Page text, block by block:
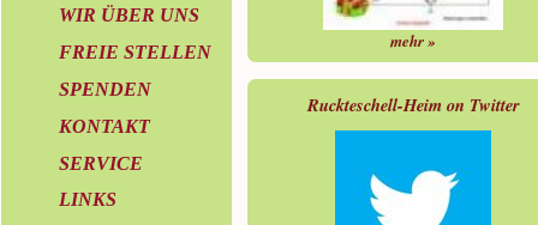
WIR ÜBER UNS
FREIE STELLEN
SPENDEN
KONTAKT
SERVICE
LINKS
mehr »
Ruckteschell-Heim on Twitter